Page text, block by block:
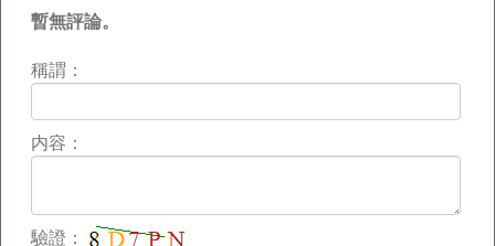
暫無評論。
稱謂：
内容：
驗證：